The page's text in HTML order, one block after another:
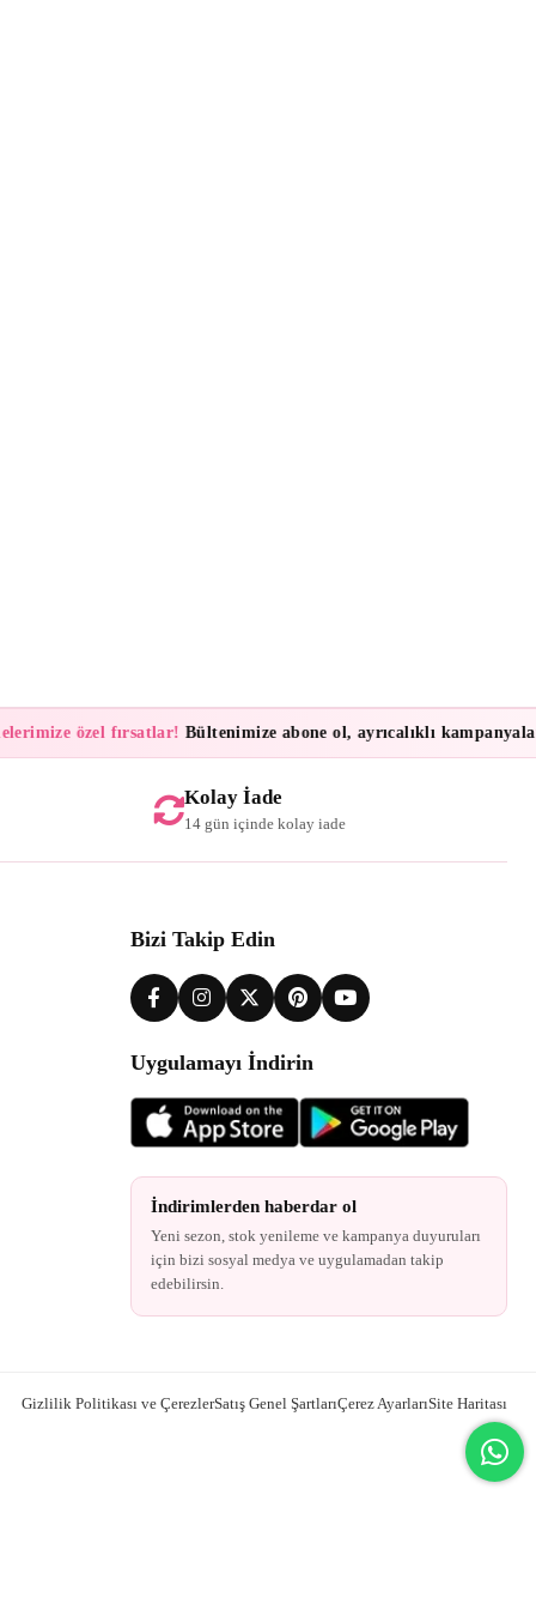
özel fırsatlar!Bültenimize abone ol, ayrıcalıklı kampanyalar
Kolay İade
14 gün içinde kolay iade
Bizi Takip Edin
Uygulamayı İndirin
İndirimlerden haberdar ol
Yeni sezon, stok yenileme ve kampanya duyuruları
için bizi sosyal medya ve uygulamadan takip
edebilirsin.
Gizlilik Politikası ve ÇerezlerSatış Genel ŞartlarıÇerez AyarlarıSite Haritası